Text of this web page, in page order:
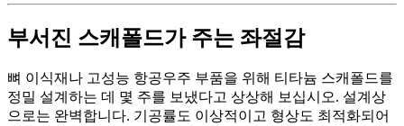
부서진 스캐폴드가 주는 좌절감
뼈 이식재나 고성능 항공우주 부품을 위해 티타늄 스캐폴드를
정밀 설계하는 데 몇 주를 보냈다고 상상해 보십시오. 설계상
으로는 완벽합니다. 기공률도 이상적이고 형상도 최적화되어